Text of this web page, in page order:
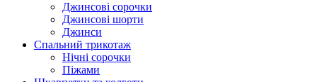
Джинсові сорочки
Джинсові шорти
Джинси
Спальний трикотаж
Нічні сорочки
Піжами